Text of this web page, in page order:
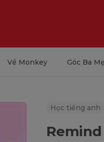
Về Monkey Góc Ba Mẹ
Học tiếng anh